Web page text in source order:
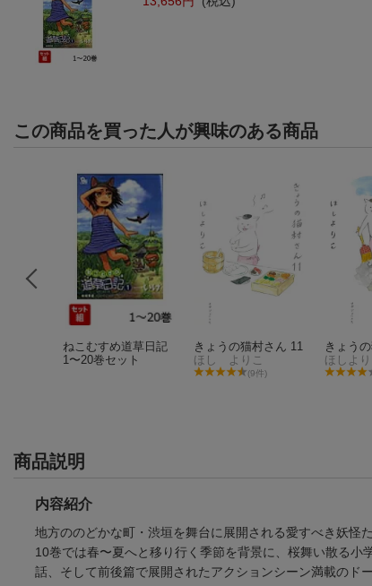
この商品を買った人が興味のある商品
ねこむすめ道草日記
1〜20巻セット
きょうの猫村さん 11
ほし よりこ
(9件)
きょう
ほしより
商品説明
内容紹介
地方ののどかな町・渋垣を舞台に展開される愛すべき妖怪た
10巻では春〜夏へと移り行く季節を背景に、桜舞い散る
話、そして前後篇で展開されたアクションシーン満載の